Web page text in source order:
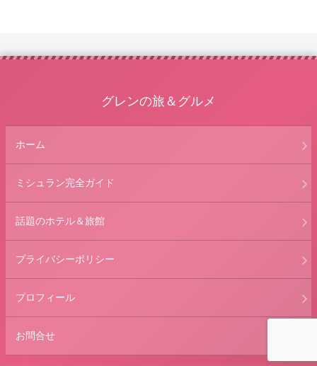
グレンの旅＆グルメ
ホーム
ミシュラン完全ガイド
話題のホテル＆旅館
プライバシーポリシー
プロフィール
お問合せ